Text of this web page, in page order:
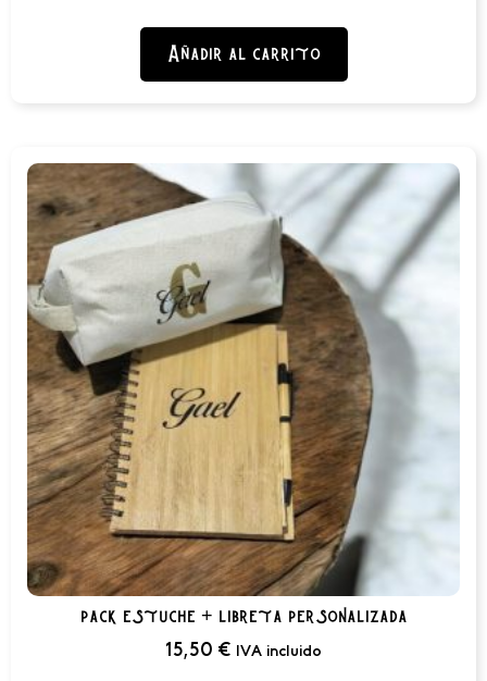
Añadir al carrito
pack estuche + libreta personalizada
15,50 € IVA incluido